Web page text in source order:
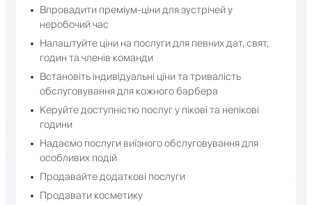
Впровадити преміум-ціни для зустрічей у
неробочий час
Налаштуйте ціни на послуги для певних дат, свят,
годин та членів команди
Встановіть індивідуальні ціни та тривалість
обслуговування для кожного барбера
Керуйте доступністю послуг у пікові та непікові
години
Надаємо послуги виїзного обслуговування для
особливих подій
Продавайте додаткові послуги
Продавати косметику